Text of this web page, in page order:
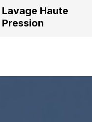
Lavage Haute
Pression